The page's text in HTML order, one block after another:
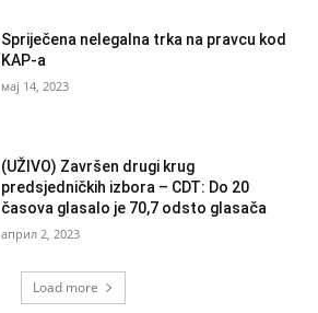
Spriječena nelegalna trka na pravcu kod
KAP-a
мај 14, 2023
(UŽIVO) Završen drugi krug
predsjedničkih izbora – CDT: Do 20
časova glasalo je 70,7 odsto glasača
април 2, 2023
Load more